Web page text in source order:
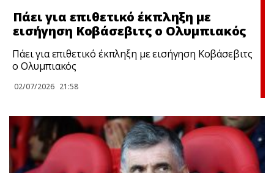
Πάει για επιθετικό έκπληξη με
εισήγηση Κοβάσεβιτς ο Ολυμπιακός
Πάει για επιθετικό έκπληξη με εισήγηση Κοβάσεβιτς
ο Ολυμπιακός
02/07/2026 21:58